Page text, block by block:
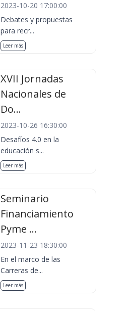
2023-10-20 17:00:00
Debates y propuestas
para recr...
Leer más
XVII Jornadas
Nacionales de
Do...
2023-10-26 16:30:00
Desafíos 4.0 en la
educación s...
Leer más
Seminario
Financiamiento
Pyme ...
2023-11-23 18:30:00
En el marco de las
Carreras de...
Leer más